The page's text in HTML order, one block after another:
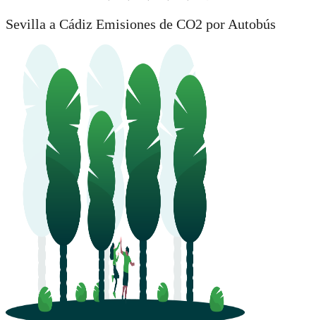
Sevilla a Cádiz Emisiones de CO2 por Autobús